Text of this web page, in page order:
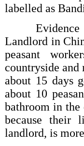
labelled as
Evidence 10
Landlord in
peasant
countryside
about 15 days
about 10
bathroom in
because their
landlord, is